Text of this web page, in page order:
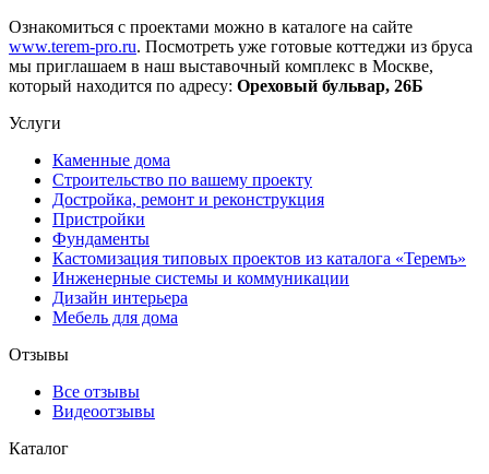
Ознакомиться с проектами можно в каталоге на сайте
www.terem-pro.ru. Посмотреть уже готовые коттеджи из бруса
мы приглашаем в наш выставочный комплекс в Москве,
который находится по адресу: Ореховый бульвар, 26Б
Услуги
Каменные дома
Строительство по вашему проекту
Достройка, ремонт и реконструкция
Пристройки
Фундаменты
Кастомизация типовых проектов из каталога «Теремъ»
Инженерные системы и коммуникации
Дизайн интерьера
Мебель для дома
Отзывы
Все отзывы
Видеоотзывы
Каталог